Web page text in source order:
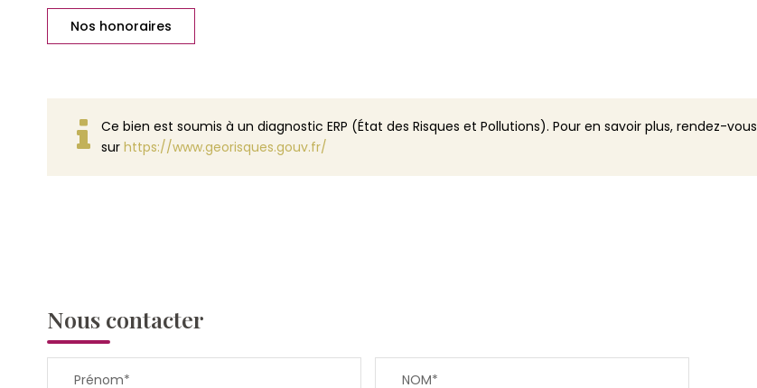
Nos honoraires
Ce bien est soumis à un diagnostic ERP (État des Risques et Pollutions). Pour en savoir plus, rendez-vous
sur https://www.georisques.gouv.fr/
Nous contacter
Prénom* NOM*